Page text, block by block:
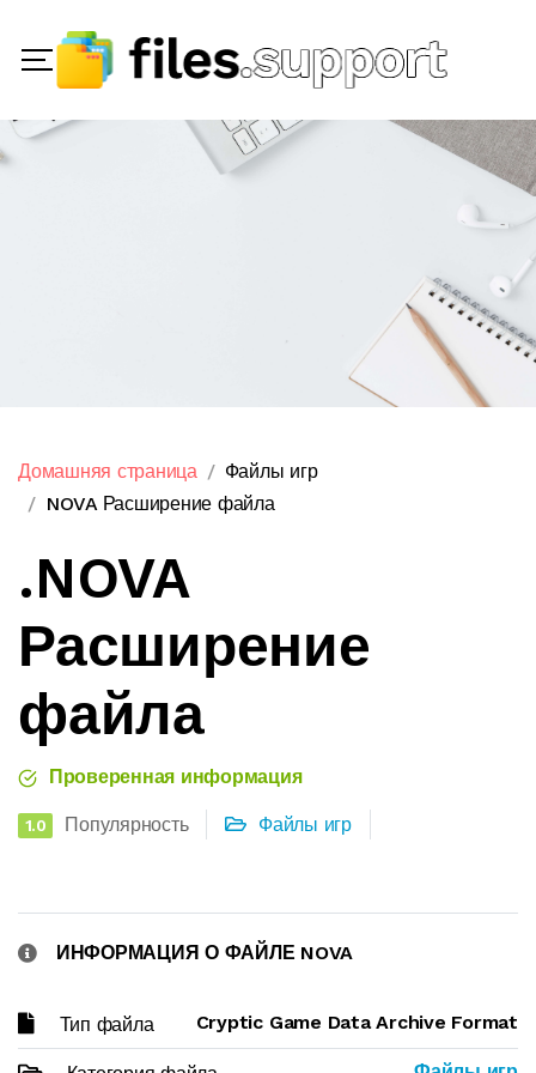
Домашняя страница
Файлы игр
NOVA Расширение файла
.NOVA
Расширение
файла
Проверенная информация
1.0 Популярность Файлы игр
ИНФОРМАЦИЯ О ФАЙЛЕ NOVA
Тип файла Cryptic Game Data Archive Format